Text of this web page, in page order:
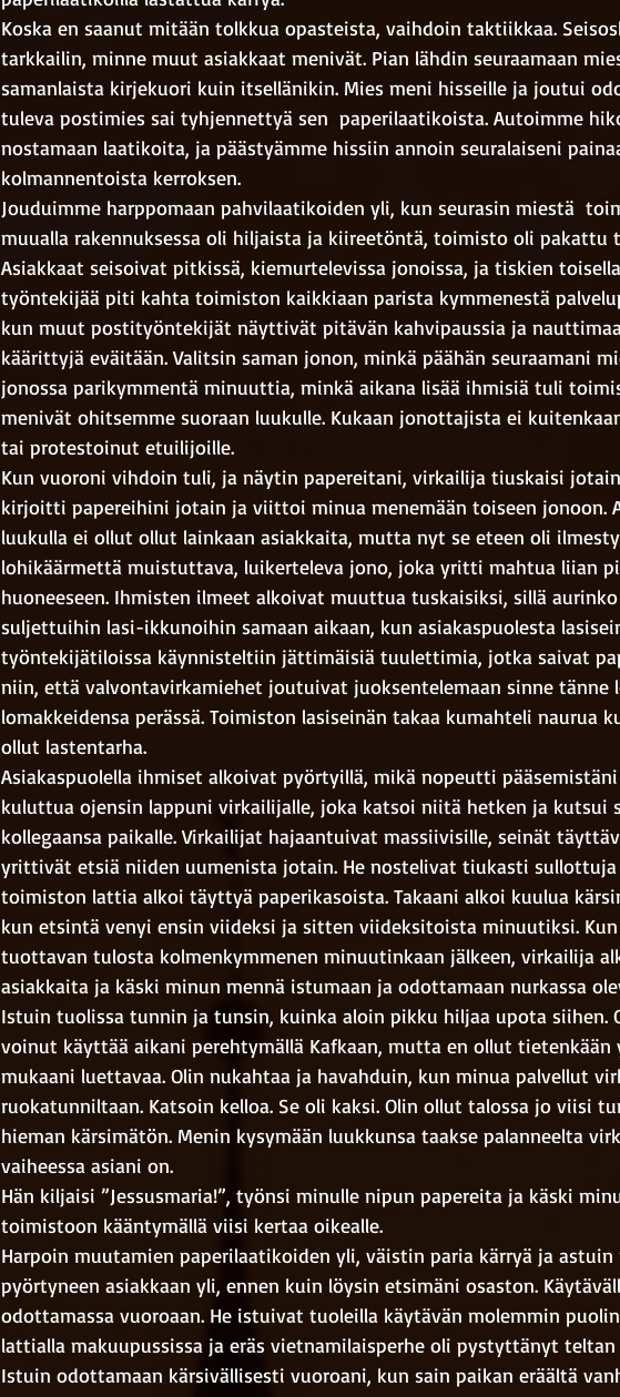
Koska en saanut mitään tolkkua opasteista, vaihdoin taktiikkaa.
tarkkailin, minne muut asiakkaat menivät. Pian lähdin seuraamaan
samanlaista kirjekuori kuin itsellänikin. Mies meni hisseille ja joutui
tuleva postimies sai tyhjennettyä sen  paperilaatikoista. Autoimme
nostamaan laatikoita, ja päästyämme hissiin annoin seuralaiseni
kolmannentoista kerroksen.
Jouduimme harppomaan pahvilaatikoiden yli, kun seurasin miestä
muualla rakennuksessa oli hiljaista ja kiireetöntä, toimisto oli pakattu
Asiakkaat seisoivat pitkissä, kiemurtelevissa jonoissa, ja tiskien
työntekijää piti kahta toimiston kaikkiaan parista kymmenestä
kun muut postityöntekijät näyttivät pitävän kahvipaussia ja
käärittyjä eväitään. Valitsin saman jonon, minkä päähän seuraamani
jonossa parikymmentä minuuttia, minkä aikana lisää ihmisiä tuli
menivät ohitsemme suoraan luukulle. Kukaan jonottajista ei
tai protestoinut etuilijoille.
Kun vuoroni vihdoin tuli, ja näytin papereitani, virkailija tiuskaisi
kirjoitti papereihini jotain ja viittoi minua menemään toiseen jonoon.
luukulla ei ollut ollut lainkaan asiakkaita, mutta nyt se eteen oli
lohikäärmettä muistuttava, luikerteleva jono, joka yritti mahtua liian
huoneeseen. Ihmisten ilmeet alkoivat muuttua tuskaisiksi, sillä
suljettuihin lasi-ikkunoihin samaan aikaan, kun asiakaspuolesta
työntekijätiloissa käynnisteltiin jättimäisiä tuulettimia, jotka saivat
niin, että valvontavirkamiehet joutuivat juoksentelemaan sinne tänne
lomakkeidensa perässä. Toimiston lasiseinän takaa kumahteli naurua
ollut lastentarha.
Asiakaspuolella ihmiset alkoivat pyörtyillä, mikä nopeutti
kuluttua ojensin lappuni virkailijalle, joka katsoi niitä hetken ja kutsui
kollegaansa paikalle. Virkailijat hajaantuivat massiivisille, seinät
yrittivät etsiä niiden uumenista jotain. He nostelivat tiukasti
toimiston lattia alkoi täyttyä paperikasoista. Takaani alkoi kuulua
kun etsintä venyi ensin viideksi ja sitten viideksitoista minuutiksi.
tuottavan tulosta kolmenkymmenen minuutinkaan jälkeen, virkailija
asiakkaita ja käski minun mennä istumaan ja odottamaan nurkassa
Istuin tuolissa tunnin ja tunsin, kuinka aloin pikku hiljaa upota siihen.
voinut käyttää aikani perehtymällä Kafkaan, mutta en ollut
mukaani luettavaa. Olin nukahtaa ja havahduin, kun minua palvellut
ruokatunniltaan. Katsoin kelloa. Se oli kaksi. Olin ollut talossa jo viisi
hieman kärsimätön. Menin kysymään luukkunsa taakse palanneelta
vaiheessa asiani on.
Hän kiljaisi ”Jessusmaria!”, työnsi minulle nipun papereita ja käski
toimistoon kääntymällä viisi kertaa oikealle.
Harpoin muutamien paperilaatikoiden yli, väistin paria kärryä ja
pyörtyneen asiakkaan yli, ennen kuin löysin etsimäni osaston.
odottamassa vuoroaan. He istuivat tuoleilla käytävän molemmin
lattialla makuupussissa ja eräs vietnamilaisperhe oli pystyttänyt teltan
Istuin odottamaan kärsivällisesti vuoroani, kun sain paikan eräältä